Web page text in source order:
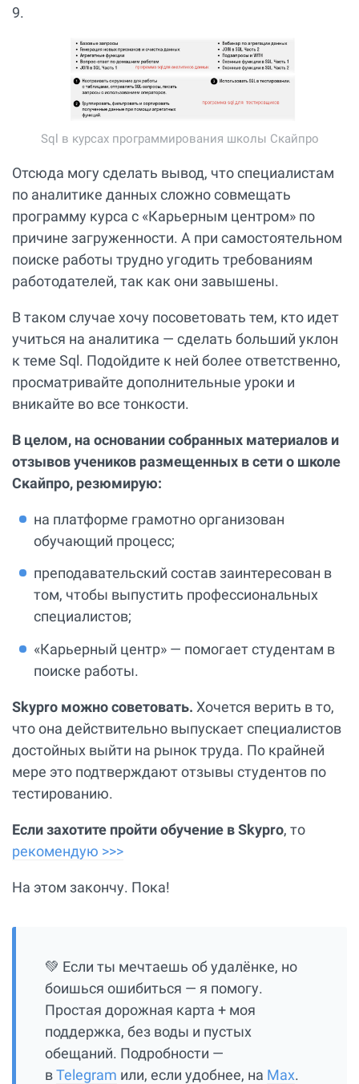
9.
Sql в курсах программирования школы Скайпро
Отсюда могу сделать вывод, что специалистам
по аналитике данных сложно совмещать
программу курса с «Карьерным центром» по
причине загруженности. А при самостоятельном
поиске работы трудно угодить требованиям
работодателей, так как они завышены.
В таком случае хочу посоветовать тем, кто идет
учиться на аналитика — сделать больший уклон
к теме Sql. Подойдите к ней более ответственно,
просматривайте дополнительные уроки и
вникайте во все тонкости.
В целом, на основании собранных материалов и
отзывов учеников размещенных в сети о школе
Скайпро, резюмирую:
на платформе грамотно организован
обучающий процесс;
преподавательский состав заинтересован в
том, чтобы выпустить профессиональных
специалистов;
«Карьерный центр» — помогает студентам в
поиске работы.
Skypro можно советовать. Хочется верить в то,
что она действительно выпускает специалистов
достойных выйти на рынок труда. По крайней
мере это подтверждают отзывы студентов по
тестированию.
Если захотите пройти обучение в Skypro, то
рекомендую >>>
На этом закончу. Пока!
💚 Если ты мечтаешь об удалёнке, но
боишься ошибиться — я помогу.
Простая дорожная карта + моя
поддержка, без воды и пустых
обещаний. Подробности —
вTelegram или, если удобнее, на Max.